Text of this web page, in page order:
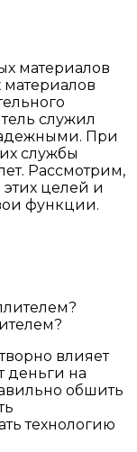
служил
При
службы
Рассмотрим,
целей и
функции.
влияет
деньги на
обшить
технологию